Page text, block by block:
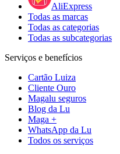
AliExpress
Todas as marcas
Todas as categorias
Todas as subcategorias
Serviços e benefícios
Cartão Luiza
Cliente Ouro
Magalu seguros
Blog da Lu
Maga +
WhatsApp da Lu
Todos os serviços